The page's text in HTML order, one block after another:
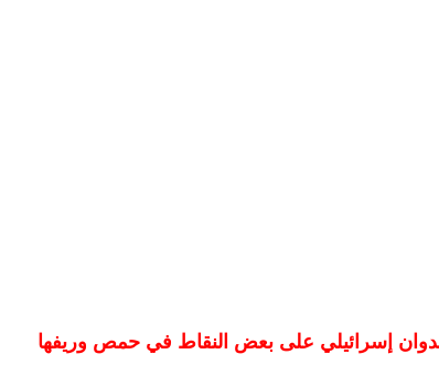
إسرائيلي على بعض النقاط في حمص وريفها